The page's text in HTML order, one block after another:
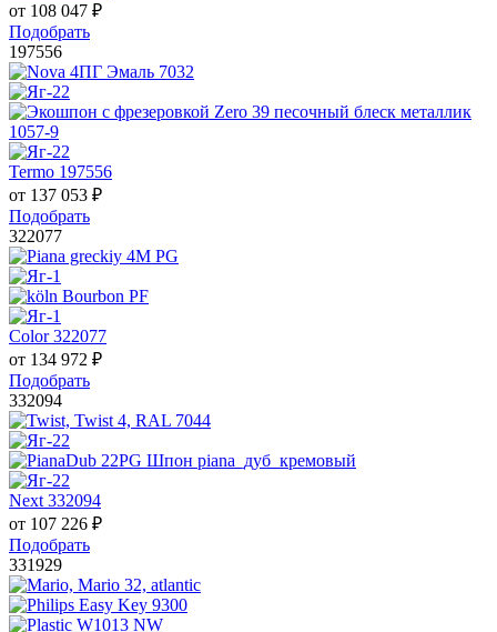
от 108 047 ₽
Подобрать
197556
Termo 197556
от 137 053 ₽
Подобрать
322077
Color 322077
от 134 972 ₽
Подобрать
332094
Next 332094
от 107 226 ₽
Подобрать
331929